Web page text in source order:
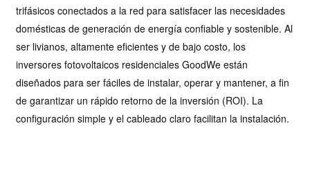
trifásicos conectados a la red para satisfacer las necesidades
domésticas de generación de energía confiable y sostenible. Al
ser livianos, altamente eficientes y de bajo costo, los
inversores fotovoltaicos residenciales GoodWe están
diseñados para ser fáciles de instalar, operar y mantener, a fin
de garantizar un rápido retorno de la inversión (ROI). La
configuración simple y el cableado claro facilitan la instalación.